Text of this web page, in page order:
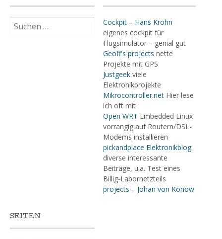
nach:
Cockpit – Hans Krohn
eigenes cockpit für
Flugsimulator – genial gut
Geoff's projects nette
Projekte mit GPS
Justgeekviele
Elektronikprojekte
Mikrocontroller.netHier lese
ich oft mit
Open WRT Embedded Linux
vorrangig auf Routern/DSL-
Modems installieren
pickandplace Elektronikblog
diverse interessante
Beiträge, u.a. Test eines
Billig-Labornetzteils
projects – Johan von Konow
SEITEN